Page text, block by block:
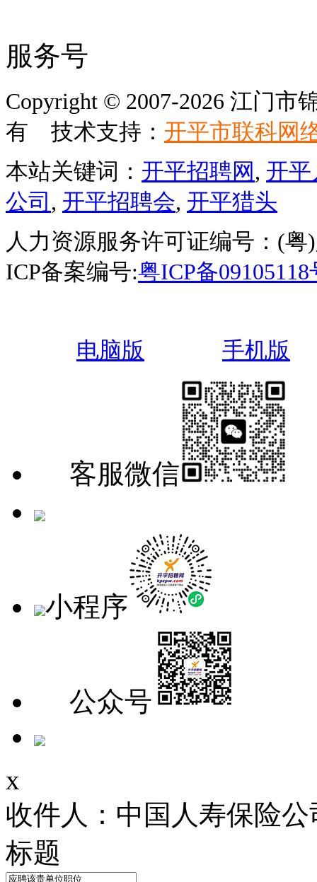
服务号
Copyright © 2007-2026 江门市
有 技术支持： 开平市联科网
本站关键词： 开平招聘网 , 开
公司 , 开平招聘会, 开平猎头
人力资源服务许可证编号：(
ICP备案编号:粤ICP备09105118
电脑版 手机版
客服微信
小程序
公众号
x
收件人：中国人寿保险
标题